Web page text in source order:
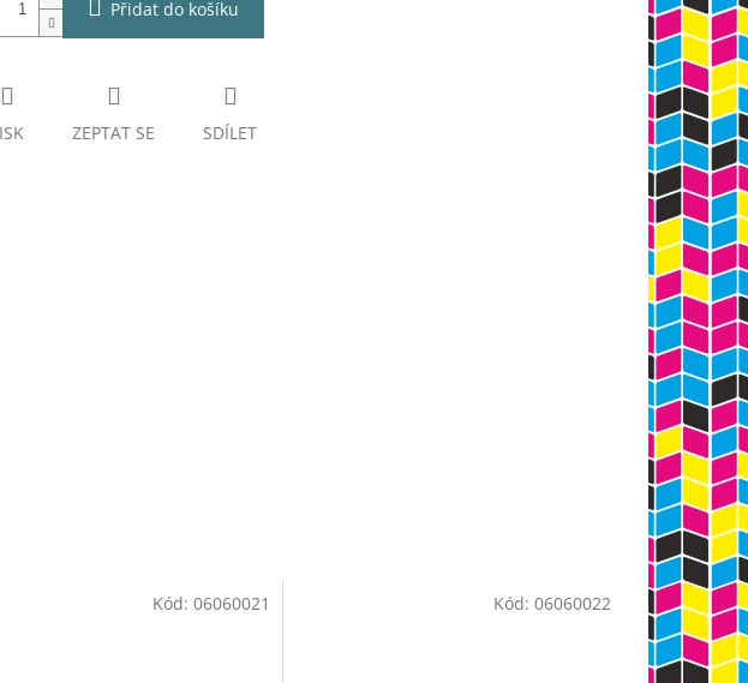
Přidat do košíku
ZEPTAT SE SDÍLET
Kód: 06060021 Kód: 06060022